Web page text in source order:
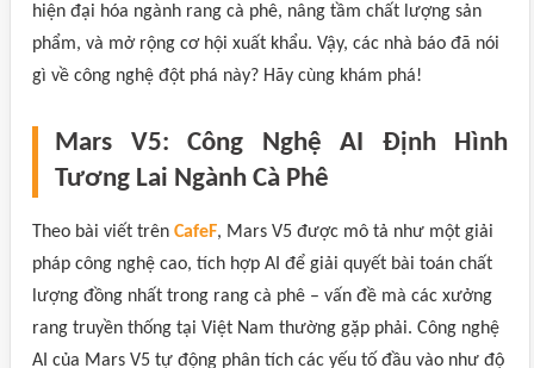
hiện đại hóa ngành rang cà phê, nâng tầm chất lượng sản
phẩm, và mở rộng cơ hội xuất khẩu. Vậy, các nhà báo đã nói
gì về công nghệ đột phá này? Hãy cùng khám phá!
Mars V5: Công Nghệ AI Định Hình
Tương Lai Ngành Cà Phê
Theo bài viết trên CafeF, Mars V5 được mô tả như một giải
pháp công nghệ cao, tích hợp AI để giải quyết bài toán chất
lượng đồng nhất trong rang cà phê – vấn đề mà các xưởng
rang truyền thống tại Việt Nam thường gặp phải. Công nghệ
AI của Mars V5 tự động phân tích các yếu tố đầu vào như độ